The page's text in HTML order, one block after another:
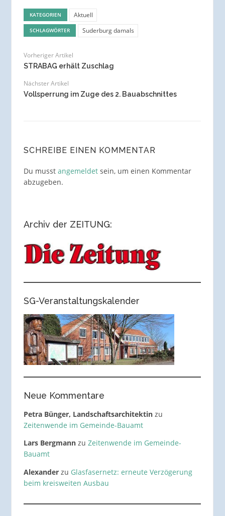
KATEGORIEN Aktuell
SCHLAGWÖRTER Suderburg damals
Vorheriger Artikel
STRABAG erhält Zuschlag
Nächster Artikel
Vollsperrung im Zuge des 2. Bauabschnittes
SCHREIBE EINEN KOMMENTAR
Du musst angemeldetsein, um einen Kommentar
abzugeben.
Archiv der ZEITUNG:
SG-Veranstaltungskalender
Neue Kommentare
Petra Bünger, Landschaftsarchitektinzu
Zeitenwende im Gemeinde-Bauamt
Lars Bergmannzu Zeitenwende im Gemeinde-
Bauamt
Alexanderzu Glasfasernetz: erneute Verzögerung
beim kreisweiten Ausbau